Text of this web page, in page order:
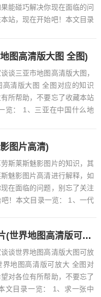
能碰巧解决你现在面临的问
站，现在开始吧！本文目录
图高清版大图 全图)
谈三亚市地图高清版大图，
高清版大图 全图对应的知识
所帮助，不要忘了收藏本站
览： 1、三亚在中国什么地
图片高清)
斯莱斯魅影图片的知识，其
魅影图片高清进行解释，如
在面临的问题，别忘了关注
！本文目录一览： 1、一代
世界地图高清版大图可放大图片(世界地图高清版可放大 全图)
谈世界地图高清版大图可放
界地图高清版可放大 全图对
对各位有所帮助，不要忘了
文目录一览： 1、求一张中